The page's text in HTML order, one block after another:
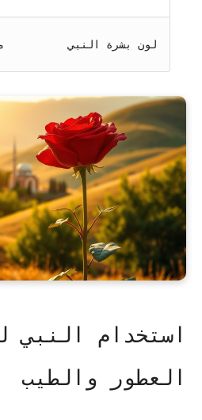
لون بشرة النبي
استخدام النبي
العطور والطيب